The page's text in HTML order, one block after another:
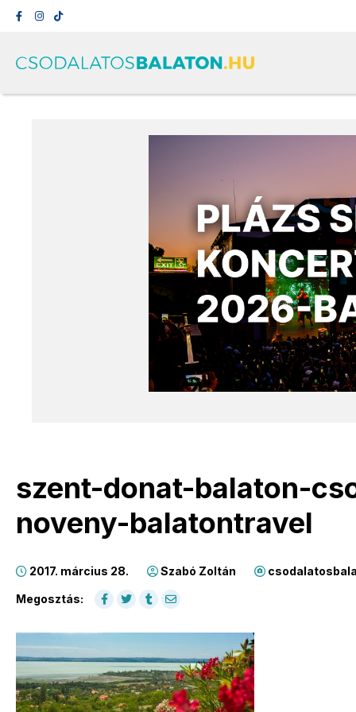
szent-donat-balaton-
noveny-balatontravel
2017. március 28. Szabó Zoltán
Megosztás: